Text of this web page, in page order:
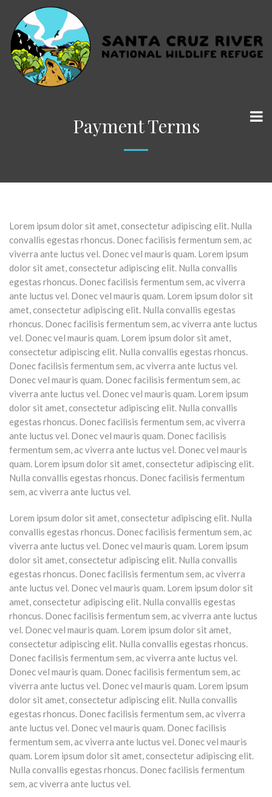
Payment Terms
Lorem ipsum dolor sit amet, consectetur adipiscing elit. Nulla
convallis egestas rhoncus. Donec facilisis fermentum sem, ac
viverra ante luctus vel. Donec vel mauris quam. Lorem ipsum
dolor sit amet, consectetur adipiscing elit. Nulla convallis
egestas rhoncus. Donec facilisis fermentum sem, ac viverra
ante luctus vel. Donec vel mauris quam. Lorem ipsum dolor sit
amet, consectetur adipiscing elit. Nulla convallis egestas
rhoncus. Donec facilisis fermentum sem, ac viverra ante luctus
vel. Donec vel mauris quam. Lorem ipsum dolor sit amet,
consectetur adipiscing elit. Nulla convallis egestas rhoncus.
Donec facilisis fermentum sem, ac viverra ante luctus vel.
Donec vel mauris quam. Donec facilisis fermentum sem, ac
viverra ante luctus vel. Donec vel mauris quam. Lorem ipsum
dolor sit amet, consectetur adipiscing elit. Nulla convallis
egestas rhoncus. Donec facilisis fermentum sem, ac viverra
ante luctus vel. Donec vel mauris quam. Donec facilisis
fermentum sem, ac viverra ante luctus vel. Donec vel mauris
quam. Lorem ipsum dolor sit amet, consectetur adipiscing elit.
Nulla convallis egestas rhoncus. Donec facilisis fermentum
sem, ac viverra ante luctus vel.
Lorem ipsum dolor sit amet, consectetur adipiscing elit. Nulla
convallis egestas rhoncus. Donec facilisis fermentum sem, ac
viverra ante luctus vel. Donec vel mauris quam. Lorem ipsum
dolor sit amet, consectetur adipiscing elit. Nulla convallis
egestas rhoncus. Donec facilisis fermentum sem, ac viverra
ante luctus vel. Donec vel mauris quam. Lorem ipsum dolor sit
amet, consectetur adipiscing elit. Nulla convallis egestas
rhoncus. Donec facilisis fermentum sem, ac viverra ante luctus
vel. Donec vel mauris quam. Lorem ipsum dolor sit amet,
consectetur adipiscing elit. Nulla convallis egestas rhoncus.
Donec facilisis fermentum sem, ac viverra ante luctus vel.
Donec vel mauris quam. Donec facilisis fermentum sem, ac
viverra ante luctus vel. Donec vel mauris quam. Lorem ipsum
dolor sit amet, consectetur adipiscing elit. Nulla convallis
egestas rhoncus. Donec facilisis fermentum sem, ac viverra
ante luctus vel. Donec vel mauris quam. Donec facilisis
fermentum sem, ac viverra ante luctus vel. Donec vel mauris
quam. Lorem ipsum dolor sit amet, consectetur adipiscing elit.
Nulla convallis egestas rhoncus. Donec facilisis fermentum
sem, ac viverra ante luctus vel.